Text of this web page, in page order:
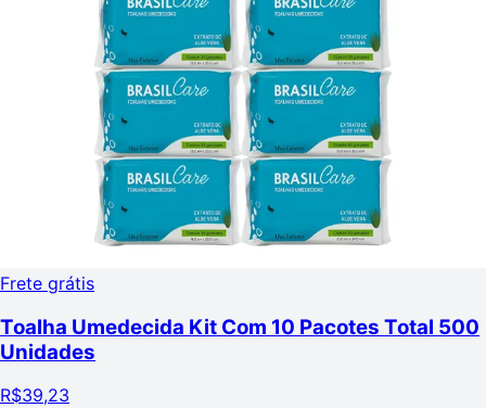
Frete grátis
Toalha Umedecida Kit Com 10 Pacotes Total 500
Unidades
R$39,23